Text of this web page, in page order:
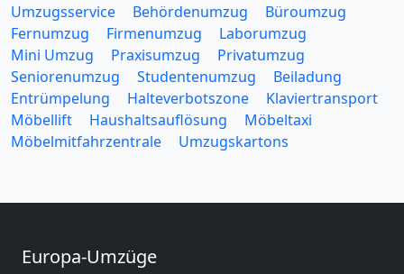
Umzugsservice Behördenumzug
Büroumzug
Fernumzug
Firmenumzug
Laborumzug
Mini Umzug
Praxisumzug
Privatumzug
Seniorenumzug
Studentenumzug
Beiladung
Entrümpelung
Halteverbotszone
Klaviertransport
Möbellift
Haushaltsauflösung
Möbeltaxi
Möbelmitfahrzentrale
Umzugskartons
Europa-Umzüge